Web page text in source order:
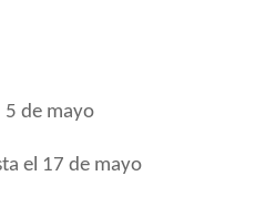
5 de mayo
el 17 de mayo